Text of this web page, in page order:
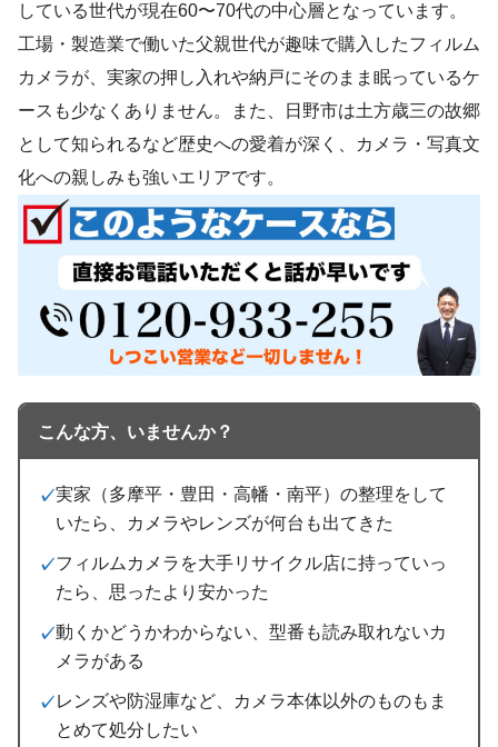
している世代が現在60〜70代の中心層となっています。
工場・製造業で働いた父親世代が趣味で購入したフィルム
カメラが、実家の押し入れや納戸にそのまま眠っているケ
ースも少なくありません。また、日野市は土方歳三の故郷
として知られるなど歴史への愛着が深く、カメラ・写真文
化への親しみも強いエリアです。
こんな方、いませんか？
実家（多摩平・豊田・高幡・南平）の整理をして
いたら、カメラやレンズが何台も出てきた
フィルムカメラを大手リサイクル店に持っていっ
たら、思ったより安かった
動くかどうかわからない、型番も読み取れないカ
メラがある
レンズや防湿庫など、カメラ本体以外のものもま
とめて処分したい